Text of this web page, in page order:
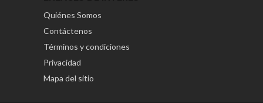
Quiénes Somos
Contáctenos
Términos y condiciones
Privacidad
Mapa del sitio